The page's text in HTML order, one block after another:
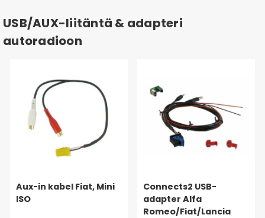
USB/AUX-liitäntä & adapteri
autoradioon
Aux-in kabel Fiat, Mini
ISO
Connects2 USB-
adapter Alfa
Romeo/Fiat/Lancia